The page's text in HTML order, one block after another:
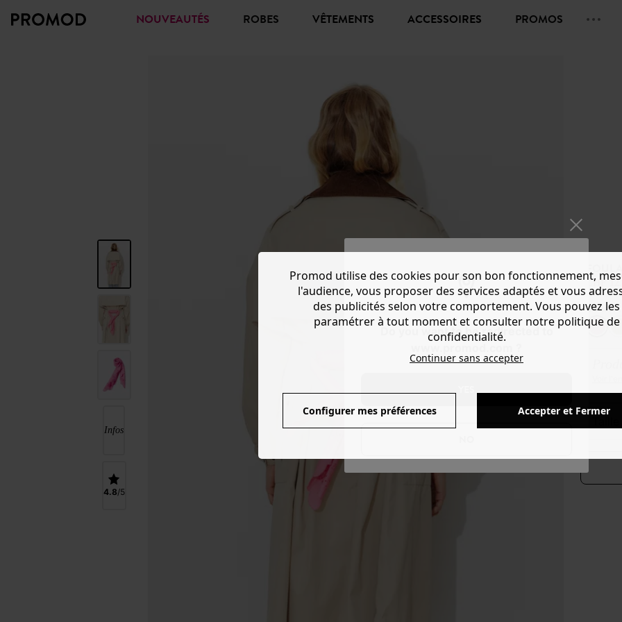
Do you want to be redirected to
NOUVEAUTÉS ROBES VÊTEMENTS ACCESSOIRES PROMOS
Infos
4.8
CHF
Couleur :
Voir
Promod utilise des cookies pour son bon fonctionnement,
l'audience, vous proposer des services adaptés et vous
des publicités selon votre comportement. Vous pouvez les
paramétrer à tout moment et consulter notre politique de
confidentialité.
Continuer sans accepter
Configurer mes préférences Accepter et Fermer